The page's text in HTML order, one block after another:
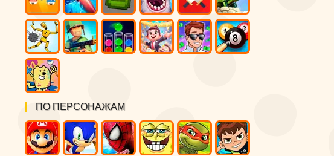
ПО ПЕРСОНАЖАМ